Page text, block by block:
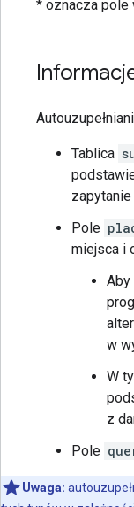
* oznacza pole
Tablica
Pole
miejsca i
Aby
w
W
z
Pole
Uwaga: